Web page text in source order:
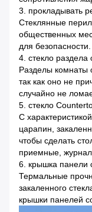
3. прокладывать
Стеклянные
общественных
для безопасности.
4. стекло раздела
Разделы комнаты
так как оно не
случайно не
5. стекло
С
царапин,
чтобы сделать
приемные,
6. крышка панели
Термальные
закаленного
крышки панелей